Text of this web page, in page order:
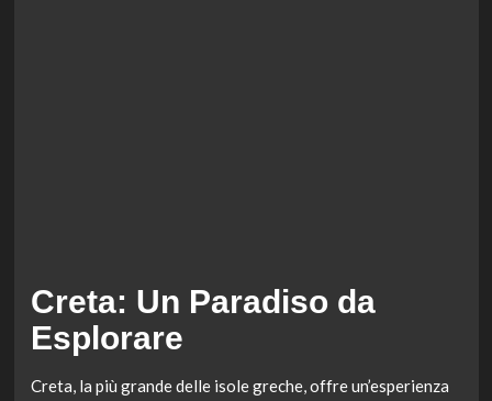
Creta: Un Paradiso da
Esplorare
Creta, la più grande delle isole greche, offre un’esperienza